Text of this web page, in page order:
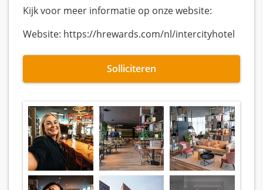
Kijk voor meer informatie op onze website:
Website: https://hrewards.com/nl/intercityhotel
Solliciteren